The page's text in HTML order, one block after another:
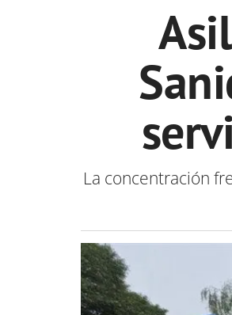
La concentración